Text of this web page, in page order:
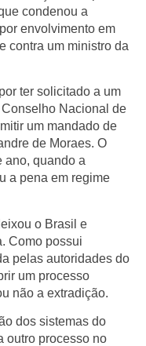
condenou a
envolvimento em
contra um ministro da
ter solicitado a um
Nacional de
um mandado de
de Moraes. O
ano, quando a
a pena em regime
o Brasil e
Como possui
pelas autoridades do
um processo
não a extradição.
dos sistemas do
outro processo no